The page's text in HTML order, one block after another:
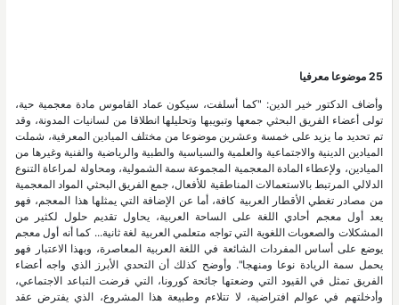
25 موضوعا معرفيا
وأضاف الدكتور خير الدين: "كما أسلفت، سيكون عماد القاموس مادة معجمية حية،
تولى أعضاء الفريق البحثي جمعها وتبويبها وتحليلها انطلاقا من لسانيات المدونة، وقد
تم تحديد ما يزيد على خمسة وعشرين موضوعا من مختلف الميادين المعرفية، شملت
الميادين الدينية والاجتماعية والعلمية والسياسية والطبية والرياضية والفنية وغيرها من
الميادين، ولإعطاء المادة المعجمية المجموعة سمة الشمولية، ومحاولة لمراعاة التنوع
الدلالي المرتبط بالاستعمالات المناطقية للأفعال، جمع الفريق البحثي المواد المعجمية
من مصادر تغطي الأقطار العربية كافة، أما عن الإضافة التي يمثلها هذا المعجم، فهو
يعد أول معجم أحادي اللغة على الساحة العربية، يحاول تقديم حلول لكثير من
المشكلات والصعوبات اللغوية التي تواجه متعلمي العربية لغة ثانية... كما أنه أول معجم
يوضع على أساس المفردات الشائعة في اللغة العربية المعاصرة، وبهذا الاعتبار فهو
يحمل سمة الريادة نوعا ومنهجا". وأوضح كذلك أن التحدي الأبرز الذي واجه أعضاء
الفريق تمثل في القيود التي وضعتها جائحة كورونا، التي فرضت التباعد الاجتماعي،
وأدخلتهم في عوالم افتراضية، لا تتلاءم وطبيعة هذا المشروع، الذي يفترض عقد